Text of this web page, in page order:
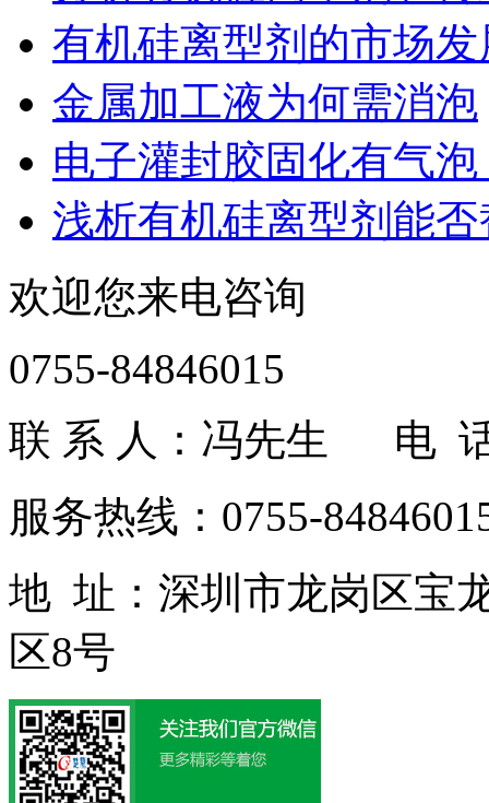
有机硅离型剂的市场
金属加工液为何需消泡
电子灌封胶固化有气
浅析有机硅离型剂能
欢迎您来电咨询
0755-84846015
联 系 人：冯先生 电 话
服务热线：0755-
地 址：深圳市龙岗区宝
区8号